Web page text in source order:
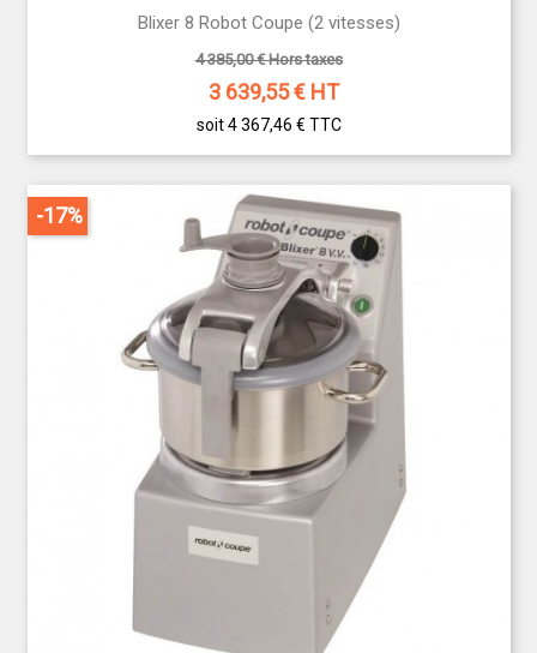
Blixer 8 Robot Coupe (2 vitesses)
4 385,00 € Hors taxes
3 639,55€ HT
soit 4 367,46 € TTC
-17%